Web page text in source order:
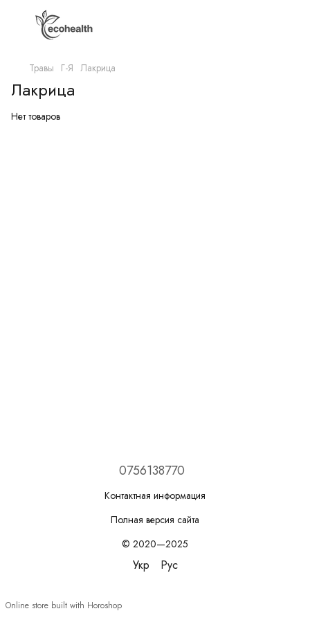
Травы Г-Я Лакрица
Лакрица
Нет товаров
0756138770
Контактная информация
Полная версия сайта
© 2020—2025
Укр Рус
Online store built with Horoshop